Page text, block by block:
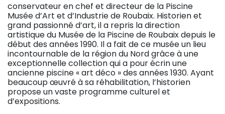
conservateur en chef et directeur de la Piscine
Musée d’Art et d’Industrie de Roubaix. Historien et
grand passionné d’art, il a repris la direction
artistique du Musée de la Piscine de Roubaix depuis le
début des années 1990. Il a fait de ce musée un lieu
incontournable de la région du Nord grâce à une
exceptionnelle collection qui a pour écrin une
ancienne piscine « art déco » des années 1930. Ayant
beaucoup œuvré à sa réhabilitation, l’historien
propose un vaste programme culturel et
d’expositions.